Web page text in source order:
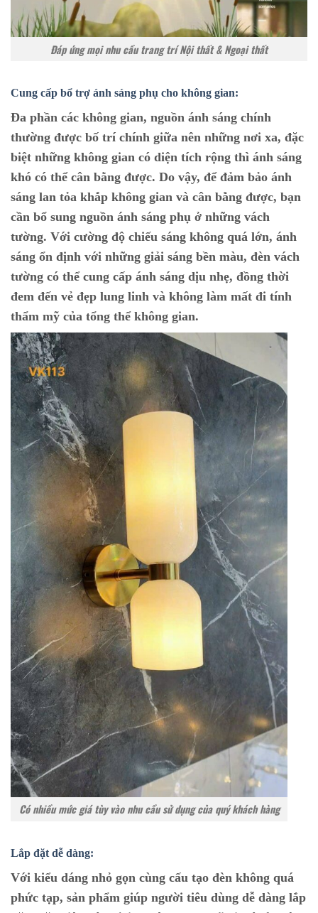
Đáp ứng mọi nhu cầu trang trí Nội thất & Ngoại thất
Cung cấp bổ trợ ánh sáng phụ cho không gian:
Đa phần các không gian, nguồn ánh sáng chính
thường được bố trí chính giữa nên những nơi xa, đặc
biệt những không gian có diện tích rộng thì ánh sáng
khó có thể cân bằng được. Do vậy, để đảm bảo ánh
sáng lan tỏa khắp không gian và cân bằng được, bạn
cần bổ sung nguồn ánh sáng phụ ở những vách
tường. Với cường độ chiếu sáng không quá lớn, ánh
sáng ổn định với những giải sáng bền màu, đèn vách
tường có thể cung cấp ánh sáng dịu nhẹ, đồng thời
đem đến vẻ đẹp lung linh và không làm mất đi tính
thẩm mỹ của tổng thể không gian.
Có nhiều mức giá tùy vào nhu cầu sử dụng của quý khách hàng
Lắp đặt dễ dàng:
Với kiểu dáng nhỏ gọn cùng cấu tạo đèn không quá
phức tạp, sản phẩm giúp người tiêu dùng dễ dàng lắp